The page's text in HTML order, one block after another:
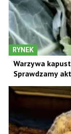
RYNEK
Warzywa
Sprawdzamy